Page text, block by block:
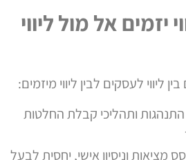
יזמים אל מול ליווי
ליווי לעסקים לבין ליווי מיזמים:
התנהגות ותהליכי קבלת החלטות
מציאות וניסיון אישי, יחסית לבעל